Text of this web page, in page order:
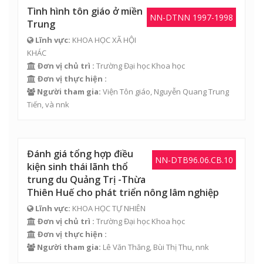
NN-DTNN 1997-1998
Tình hình tôn giáo ở miền
Trung
Lĩnh vực: KHOA HỌC XÃ HỘI
KHÁC
Đơn vị chủ trì : Trường Đại học Khoa học
Đơn vị thực hiện :
Người tham gia: Viện Tôn giáo, Nguyễn Quang Trung
Tiến, và nnk
NN-DTB96.06.CB.10
Đánh giá tổng hợp điều
kiện sinh thái lãnh thổ
trung du Quảng Trị -Thừa
Thiên Huế cho phát triển nông lâm nghiệp
Lĩnh vực: KHOA HỌC TỰ NHIÊN
Đơn vị chủ trì : Trường Đại học Khoa học
Đơn vị thực hiện :
Người tham gia: Lê Văn Thăng, Bùi Thị Thu, nnk